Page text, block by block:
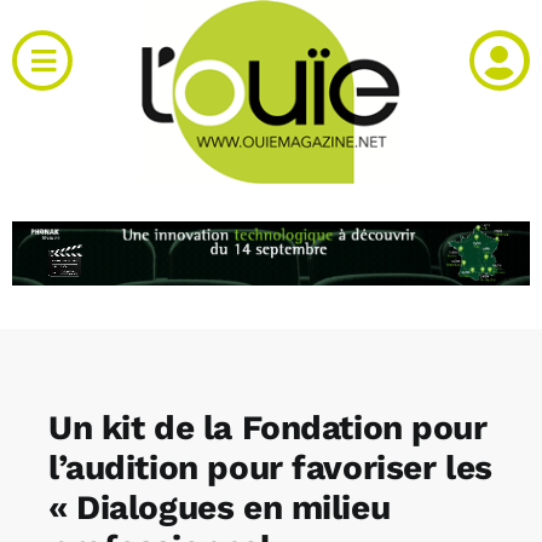
au
contenu
Toggle
Navigation
RH et emploi
Agenda
Kiosque
Un kit de la Fondation pour
l’audition pour favoriser les
« Dialogues en milieu